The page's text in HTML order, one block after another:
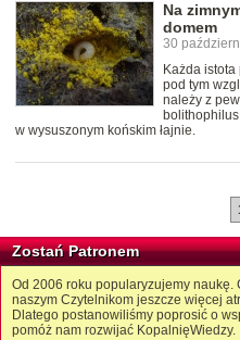
Na
domem
30
Każda
pod tym
należy z
w wysuszonym końskim łajnie.
Zostań Patronem
Od 2006 roku popularyzujemy naukę.
naszym Czytelnikom jeszcze więcej
Dlatego postanowiliśmy poprosić o
pomóż nam rozwijać KopalnięWiedzy.